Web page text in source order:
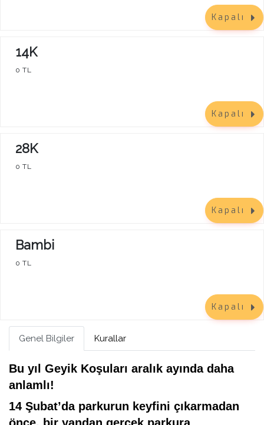
Kapalı
14K
0 TL
Kapalı
28K
0 TL
Kapalı
Bambi
0 TL
Kapalı
Genel Bilgiler Kurallar
Bu yıl Geyik Koşuları aralık ayında daha
anlamlı!
14 Şubat’da parkurun keyfini çıkarmadan